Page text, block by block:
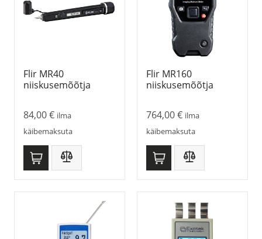
Flir MR40
niiskusemõõtja
84,00€ ilma
käibemaksuta
Flir MR160
niiskusemõõtja
764,00€ ilma
käibemaksuta